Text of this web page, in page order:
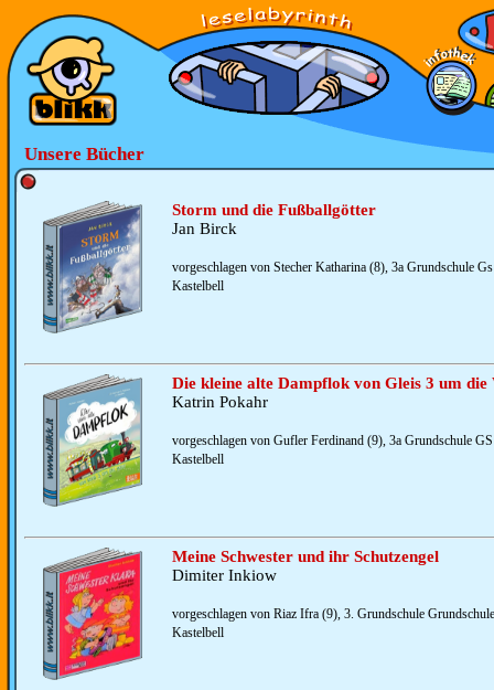
Unsere Bücher
Storm und die Fußballgötter
Jan Birck
vorgeschlagen von Stecher Katharina (8), 3a Grundschule
Kastelbell
Die kleine alte Dampflok von Gleis 3 um die
Katrin Pokahr
vorgeschlagen von Gufler Ferdinand (9), 3a Grundschule
Kastelbell
Meine Schwester und ihr Schutzengel
Dimiter Inkiow
vorgeschlagen von Riaz Ifra (9), 3. Grundschule
Kastelbell